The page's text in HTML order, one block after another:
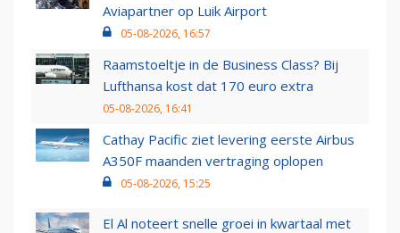
Aviapartner op Luik Airport
05-08-2026, 16:57
Raamstoeltje in de Business Class? Bij
Lufthansa kost dat 170 euro extra
05-08-2026, 16:41
Cathay Pacific ziet levering eerste Airbus
A350F maanden vertraging oplopen
05-08-2026, 15:25
El Al noteert snelle groei in kwartaal met